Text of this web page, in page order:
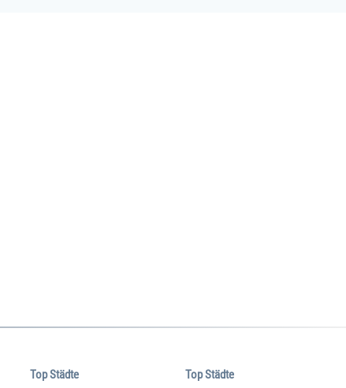
Top Städte
Top Städte